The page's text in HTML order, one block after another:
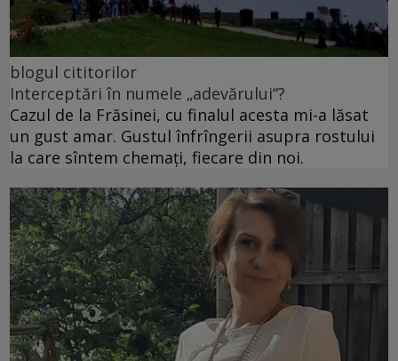
blogul cititorilor
Interceptări în numele „adevărului“?
Cazul de la Frăsinei, cu finalul acesta mi-a lăsat
un gust amar. Gustul înfrîngerii asupra rostului
la care sîntem chemați, fiecare din noi.